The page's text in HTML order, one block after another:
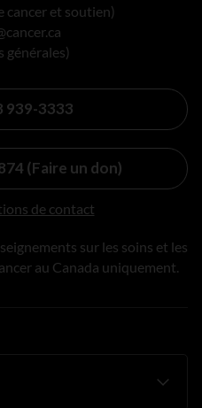
cancer et soutien)
générales)
939-3333
(Faire un don)
de contact
sur les soins et les
au Canada uniquement.